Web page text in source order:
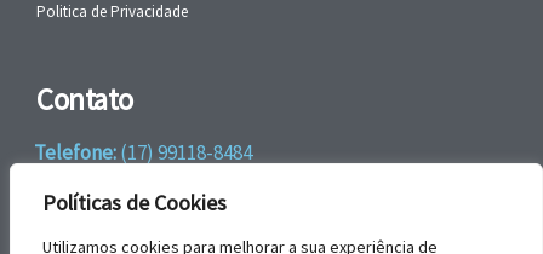
Políticas de Cookies
Utilizamos cookies para melhorar a sua experiência de
Politica de Privacidade
Contato
Telefone:(17) 99118-8484
WhatsApp:+55 (17) 99118-8484
email:faleconosco@gbrengenharia.com